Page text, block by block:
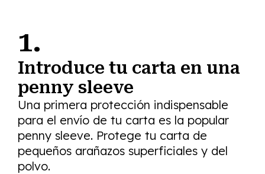
1.
Introduce tu carta en una
penny sleeve
Una primera protección indispensable
para el envío de tu carta es la popular
penny sleeve. Protege tu carta de
pequeños arañazos superficiales y del
polvo.